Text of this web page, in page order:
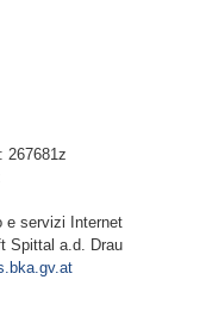
267681z
e servizi Internet
Spittal a.d. Drau